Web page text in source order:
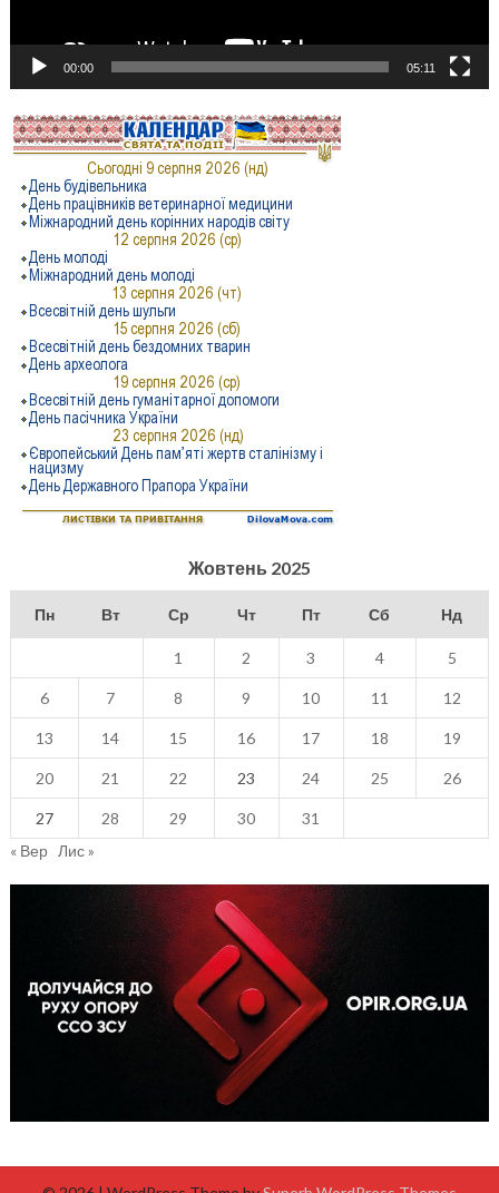
00:00 05:11
Жовтень 2025
Пн Вт Ср Чт Пт Сб Нд
1 2 3 4 5
6 7 8 9 10 11 12
13 14 15 16 17 18 19
20 21 22 23 24 25 26
27 28 29 30
31
« Вер Лис »